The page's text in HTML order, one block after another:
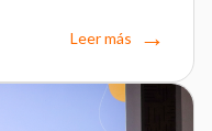
Leer más